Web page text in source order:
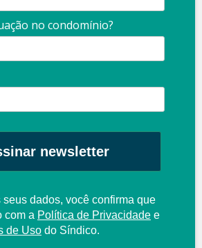
no condomínio?
newsletter
seus dados, você confirma que
com a Política de Privacidade e
de Uso do Síndico.